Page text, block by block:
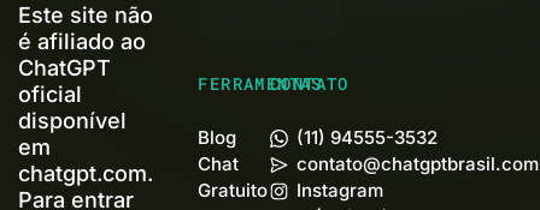
Este site não
é afiliado ao
ChatGPT
oficial
disponível
em
chatgpt.com.
Para entrar
FERRAMENTAS
Blog
Chat
Gratuito
CONTATO
(11) 94555-3532
Instagram